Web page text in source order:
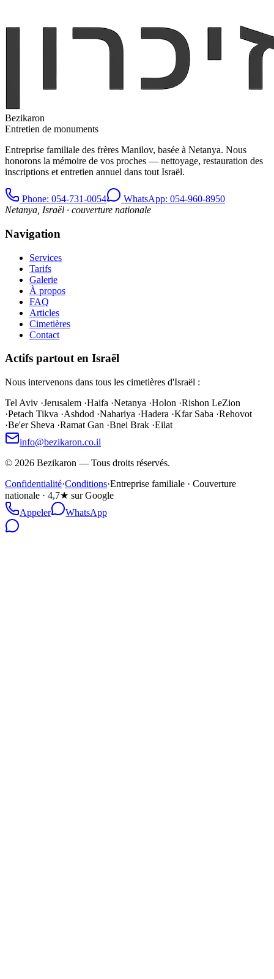
Bezikaron
Entretien de monuments
Entreprise familiale des frères Manilov, basée à Netanya. Nous
honorons la mémoire de vos proches — nettoyage, restauration des
inscriptions et entretien annuel dans tout Israël.
Phone: 054-731-0054
WhatsApp: 054-960-8950
Netanya, Israël · couverture nationale
Navigation
Services
Tarifs
Galerie
À propos
FAQ
Articles
Cimetières
Contact
Actifs partout en Israël
Nous intervenons dans tous les cimetières d'Israël :
Tel Aviv ·Jerusalem ·Haifa ·Netanya ·Holon ·Rishon LeZion
·Petach Tikva ·Ashdod ·Nahariya ·Hadera ·Kfar Saba ·Rehovot
·Be'er Sheva ·Ramat Gan ·Bnei Brak ·Eilat
info@bezikaron.co.il
© 2026 Bezikaron — Tous droits réservés.
Confidentialité·Conditions·Entreprise familiale · Couverture
nationale · 4,7★ sur Google
Appeler
WhatsApp